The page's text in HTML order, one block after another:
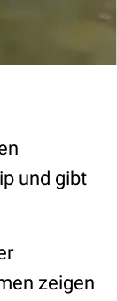
und gibt
zeigen